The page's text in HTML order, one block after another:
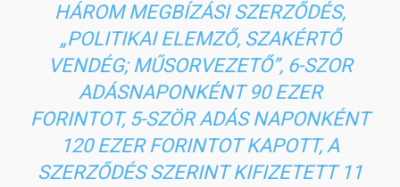
HÁROM MEGBÍZÁSI SZERZŐDÉS,
„POLITIKAI ELEMZŐ, SZAKÉRTŐ
VENDÉG; MŰSORVEZETŐ”, 6-SZOR
ADÁSNAPONKÉNT 90 EZER
FORINTOT, 5-SZÖR ADÁS NAPONKÉNT
120 EZER FORINTOT KAPOTT, A
SZERZŐDÉS SZERINT KIFIZETETT 11